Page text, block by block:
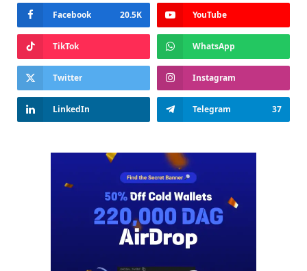
Facebook 20.5K YouTube
TikTok WhatsApp
Twitter Instagram
LinkedIn Telegram 37